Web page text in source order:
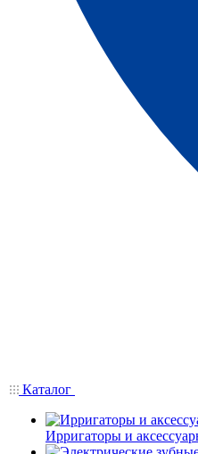
Каталог
Ирригаторы и